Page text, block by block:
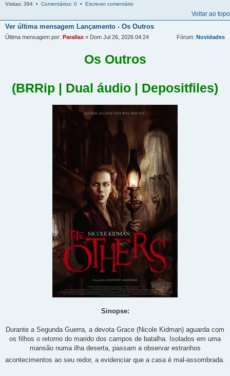
Visitas: 394 • Comentários: 0 • Escrever comentário
Voltar ao topo
Ver última mensagem Lançamento - Os Outros
Última mensagem por: Parallax » Dom Jul 26, 2026 04:24 Fórum: Novidades
Os Outros
(BRRip | Dual áudio | Depositfiles)
Sinopse:
Durante a Segunda Guerra, a devota Grace (Nicole Kidman) aguarda com
os filhos o retorno do marido dos campos de batalha. Isolados em uma
mansão numa ilha deserta, passam a observar estranhos
acontecimentos ao seu redor, a evidenciar que a casa é mal-assombrada.